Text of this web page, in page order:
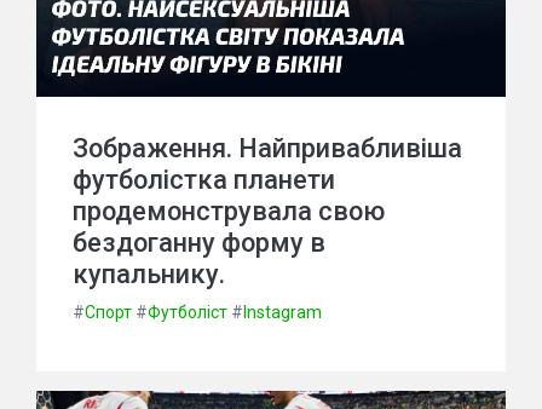
Зображення. Найпривабливіша
футболістка планети
продемонструвала свою
бездоганну форму в
купальнику.
#Спорт #Футболіст # Instagram